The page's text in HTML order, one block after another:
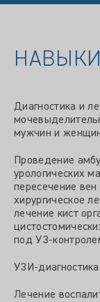
НАВЫКИ
Диагностика и
мужчин и
Проведение
урологических
пересечение
хирургическое
лечение кист
под УЗ-
УЗИ-диагностика
Лечение